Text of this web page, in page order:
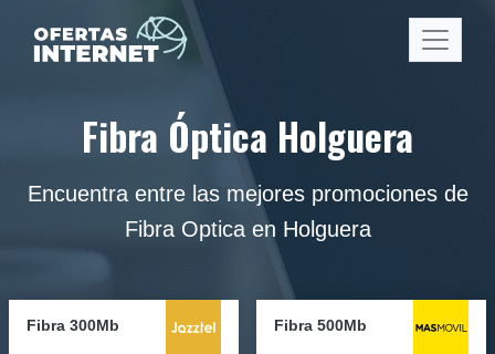
Fibra Óptica Holguera
Encuentra entre las mejores promociones de
Fibra Optica en Holguera
Fibra 300Mb Fibra 500Mb